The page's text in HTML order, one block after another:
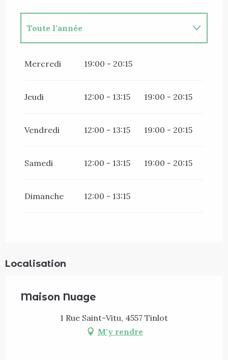
Toute l'année
Mercredi 19:00 - 20:15
Jeudi 12:00 - 13:15 19:00 - 20:15
Vendredi 12:00 - 13:15 19:00 - 20:15
Samedi 12:00 - 13:15 19:00 - 20:15
Dimanche 12:00 - 13:15
Localisation
Maison Nuage
1 Rue Saint-Vitu, 4557 Tinlot
M'y rendre